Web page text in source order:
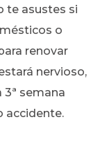
te asustes si
o
renovar
nervioso,
3ª semana
accidente.